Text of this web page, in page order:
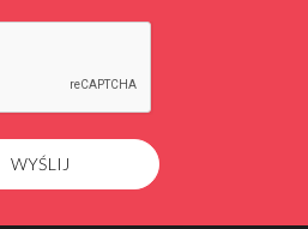
WYŚLIJ